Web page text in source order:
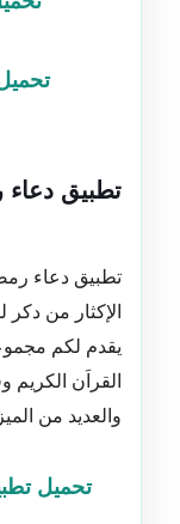
تطبيق
تطبيق دعاء
الإكثار من
يقدم لكم
القراَن الكريم
والعديد من